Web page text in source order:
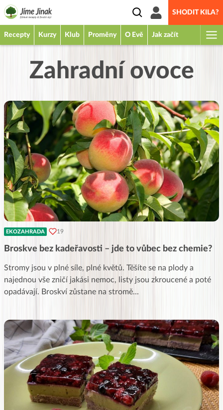
SHODIT KILA?
Recepty Kurzy Klub Proměny O Evě Jak začít
Zahradní ovoce
EKOZAHRADA 19
Broskve bez kadeřavosti – jde to vůbec bez chemie?
Stromy jsou v plné síle, plné květů. Těšíte se na plody a
najednou vše zničí jakási nemoc, listy jsou zkroucené a poté
opadávají. Broskví zůstane na stromě...